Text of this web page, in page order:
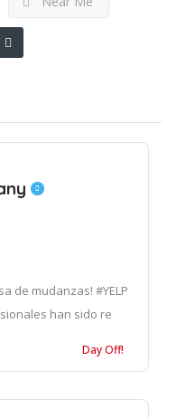
de mudanzas! #YELP
han sido re
Day Off!